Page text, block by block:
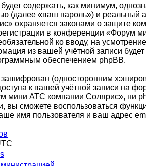
содержать, как минимум,
(далее «ваш пароль») и
охраняется законами о защите
в конференции «Форум
ко вводу, на
из вашей учётной записи
обеспечением phpBB.
(односторонним
к вашей учётной записи на
мини АТС компании Солярис», ни
вы сможете воспользоваться
имя пользователя и ваш адрес